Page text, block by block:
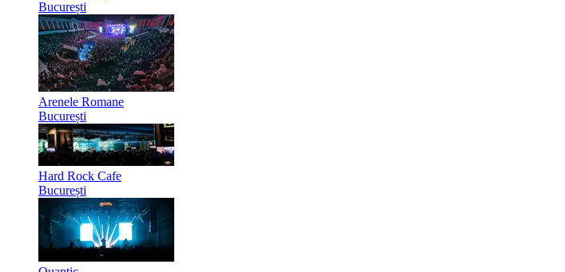
București
Arenele Romane
București
Hard Rock Cafe
București